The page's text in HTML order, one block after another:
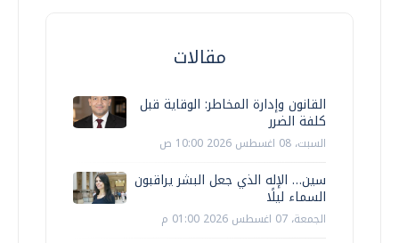
مقالات
القانون وإدارة المخاطر: الوقاية قبل
كلفة الضرر
السبت، 08 اغسطس 2026 10:00 ص
سين… الإله الذي جعل البشر يراقبون
السماء ليلًا
الجمعة، 07 اغسطس 2026 01:00 م